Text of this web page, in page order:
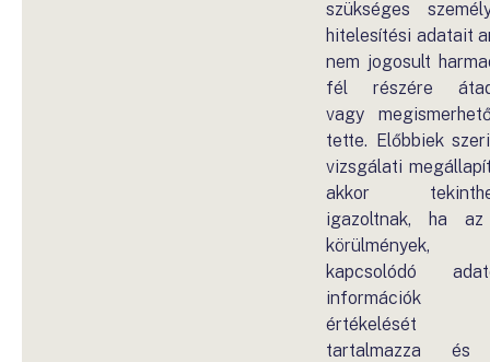
szükséges
hitelesítési adatait
nem jogosult
fél részére
vagy
tette. Előbbiek
vizsgálati
akkor
igazoltnak, ha
körülmények,
kapcsolódó
információk
értékelését
tartalmazza